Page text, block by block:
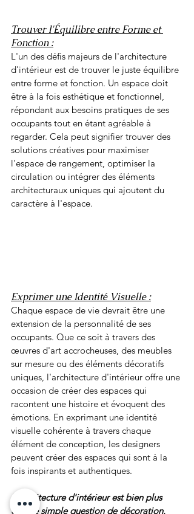
Trouver l'Équilibre entre Forme et
Fonction :
L'un des défis majeurs de l'architecture
d'intérieur est de trouver le juste équilibre
entre forme et fonction. Un espace doit
être à la fois esthétique et fonctionnel,
répondant aux besoins pratiques de ses
occupants tout en étant agréable à
regarder. Cela peut signifier trouver des
solutions créatives pour maximiser
l'espace de rangement, optimiser la
circulation ou intégrer des éléments
architecturaux uniques qui ajoutent du
caractère à l'espace.
Exprimer une Identité Visuelle :
Chaque espace de vie devrait être une
extension de la personnalité de ses
occupants. Que ce soit à travers des
œuvres d'art accrocheuses, des meubles
sur mesure ou des éléments décoratifs
uniques, l'architecture d'intérieur offre une
occasion de créer des espaces qui
racontent une histoire et évoquent des
émotions. En exprimant une identité
visuelle cohérente à travers chaque
élément de conception, les designers
peuvent créer des espaces qui sont à la
fois inspirants et authentiques.
L'architecture d'intérieur est bien plus
qu'une simple question de décoration.